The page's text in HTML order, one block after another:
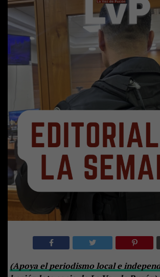
(Apoya el periodismo local e